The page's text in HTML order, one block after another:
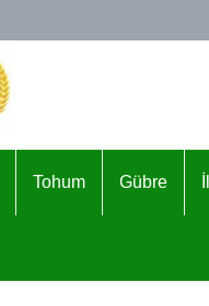
Tohum Gübre